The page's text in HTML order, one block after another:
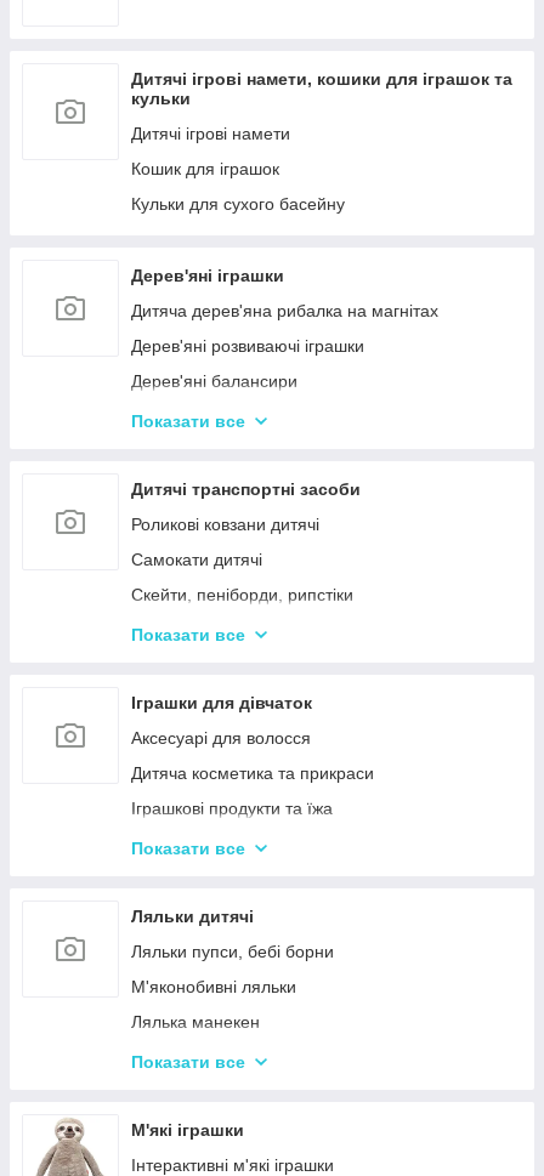
Дитячі ігрові намети, кошики для іграшок та
кульки
Дитячі ігрові намети
Кошик для іграшок
Кульки для сухого басейну
Дерев'яні іграшки
Дитяча дерев'яна рибалка на магнітах
Дерев'яні розвиваючі іграшки
Дерев'яні балансири
Дерев'яні пазли для дорослих
Дерев'яні іграшки-лабіринти
Дерев'яні іграшкові кубики, пірамідки
Дерев'яні іграшки-шнурівки
Дерев'яні дитячі конструктори
Різні дерев'яні іграшки
Показати все
Дитячі транспортні засоби
Роликові ковзани дитячі
Самокати дитячі
Скейти, пеніборди, рипстіки
Каталки та толокари
Показати все
Іграшки для дівчаток
Аксесуарі для волосся
Дитяча косметика та прикраси
Іграшкові продукти та їжа
Іграшковий посуд
Дитячі ігрові набори для прибирання
Дитячі рольові набори лікаря
Дитячий ігровий набір кухня
Дитячий ігровий магазин, касса
Іграшковий салон краси, трюмо
Показати все
Ляльки дитячі
Ляльки пупси, бебі борни
М'яконобивні ляльки
Лялька манекен
Барбі та схожі ляльки
Лялькові будиночки
Візочки для ляльок
Показати все
М'які іграшки
Інтерактивні м'які іграшки